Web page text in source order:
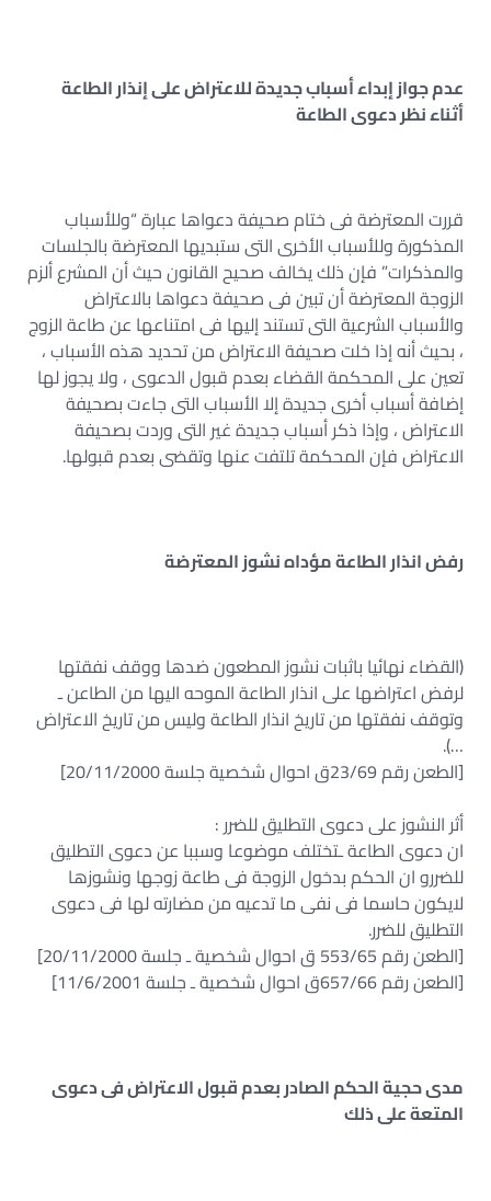
عدم جواز إبداء أسباب جديدة للاعتراض على إنذار الطاعة
أثناء نظر دعوى الطاعة
قررت المعترضة فى ختام صحيفة دعواها عبارة “وللأسباب
المذكورة وللأسباب الأخرى التى ستبديها المعترضة بالجلسات
والمذكرات” فإن ذلك يخالف صحيح القانون حيث أن المشرع ألزم
الزوجة المعترضة أن تبين فى صحيفة دعواها بالاعتراض
والأسباب الشرعية التى تستند إليها فى امتناعها عن طاعة الزوج
، بحيث أنه إذا خلت صحيفة الاعتراض من تحديد هذه الأسباب ،
تعين على المحكمة القضاء بعدم قبول الدعوى ، ولا يجوز لها
إضافة أسباب أخرى جديدة إلا الأسباب التى جاءت بصحيفة
الاعتراض ، وإذا ذكر أسباب جديدة غير التى وردت بصحيفة
الاعتراض فإن المحكمة تلتفت عنها وتقضى بعدم قبولها.
رفض انذار الطاعة مؤداه نشوز المعترضة
(القضاء نهائيا باثبات نشوز المطعون ضدها ووقف نفقتها
لرفض اعتراضها على انذار الطاعة الموحه اليها من الطاعن ـ
وتوقف نفقتها من تاريخ انذار الطاعة وليس من تاريخ الاعتراض
…).
[الطعن رقم 23/69ق احوال شخصية جلسة 20/11/2000]
أثر النشوز على دعوى التطليق للضرر :
ان دعوى الطاعة ـتختلف موضوعا وسببا عن دعوى التطليق
للضررو ان الحكم بدخول الزوجة فى طاعة زوجها ونشوزها
لايكون حاسما فى نفى ما تدعيه من مضارته لها فى دعوى
التطليق للضرر.
[الطعن رقم 553/65 ق احوال شخصية ـ جلسة 20/11/2000]
[الطعن رقم 657/66ق احوال شخصية ـ جلسة 11/6/2001]
مدى حجية الحكم الصادر بعدم قبول الاعتراض فى دعوى
المتعة على ذلك